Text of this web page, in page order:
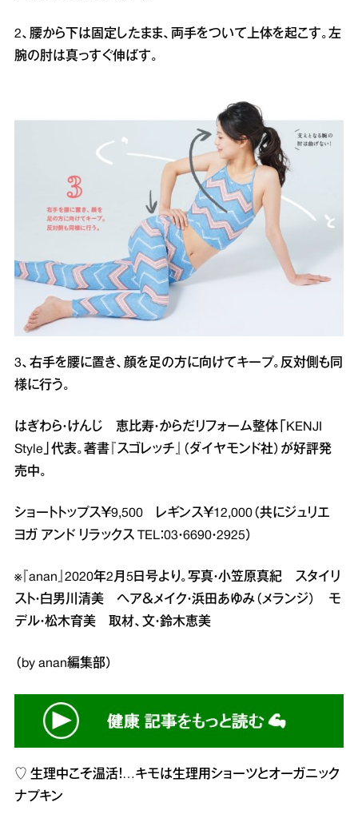
2、腰から下は固定したまま、両手をついて上体を起こす。左
腕の肘は真っすぐ伸ばす。
3、右手を腰に置き、顔を足の方に向けてキープ。反対側も同
様に行う。
はぎわら・けんじ 恵比寿・からだリフォーム整体「KENJI
Style」代表。著書『スゴレッチ』（ダイヤモンド社）が好評発
売中。
ショートトップス￥9,500 レギンス￥12,000（共にジュリエ
ヨガ アンド リラックス TEL：03・6690・2925）
※『anan』2020年2月5日号より。写真・小笠原真紀 スタイリ
スト・白男川清美 ヘア＆メイク・浜田あゆみ（メランジ） モ
デル・松木育美 取材、文・鈴木恵美
（by anan編集部）
♡ 生理中こそ温活！…キモは生理用ショーツとオーガニック
ナプキン